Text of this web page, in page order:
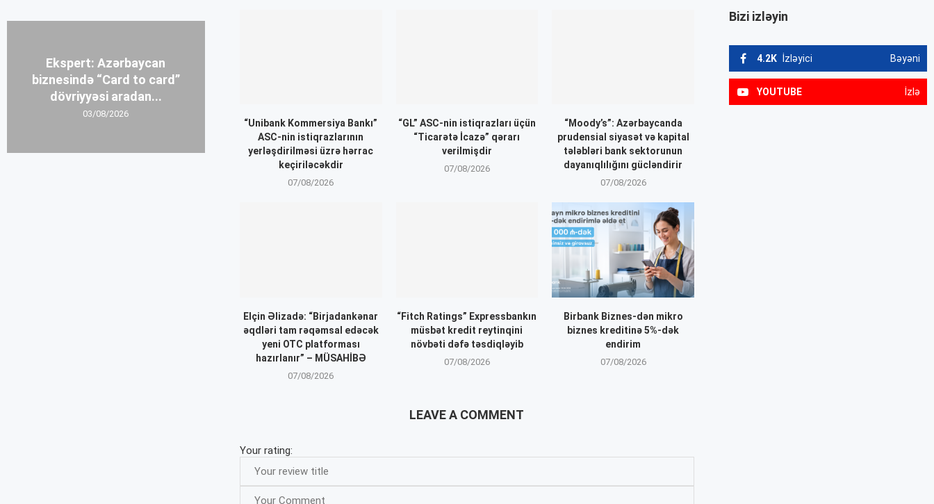
“Unibank Kommersiya Bankı”
ASC-nin istiqrazlarının
yerləşdirilməsi üzrə hərrac
keçiriləcəkdir
07/08/2026
“GL” ASC-nin istiqrazları üçün
“Ticarətə İcazə” qərarı
verilmişdir
07/08/2026
“Moody’s”: Azərbaycanda
prudensial siyasət və kapital
tələbləri bank sektorunun
dayanıqlılığını gücləndirir
07/08/2026
Elçin Əlizadə: “Birjadankənar
əqdləri tam rəqəmsal edəcək
yeni OTC platforması
hazırlanır” – MÜSAHİBƏ
07/08/2026
“Fitch Ratings” Expressbankın
müsbət kredit reytinqini
növbəti dəfə təsdiqləyib
07/08/2026
Birbank Biznes-dən mikro
biznes kreditinə 5%-dək
endirim
07/08/2026
LEAVE A COMMENT
Your rating:
Bizi izləyin
4.2K İzləyici Bəyəni
YOUTUBE İzlə
Ekspert: Azərbaycan
biznesində “Card to card”
dövriyyəsi aradan...
03/08/2026